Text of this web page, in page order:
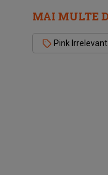
MAI MULTE
Pink Irrelevant